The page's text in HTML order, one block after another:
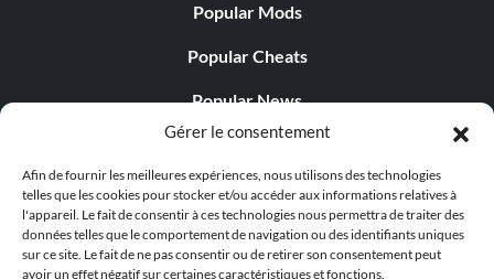
Gérer le consentement
Afin de fournir les meilleures expériences, nous utilisons des technologies
telles que les cookies pour stocker et/ou accéder aux informations relatives à
l'appareil. Le fait de consentir à ces technologies nous permettra de traiter des
données telles que le comportement de navigation ou des identifiants uniques
sur ce site. Le fait de ne pas consentir ou de retirer son consentement peut
avoir un effet négatif sur certaines caractéristiques et fonctions.
Popular Mods
Popular Cheats
Popular News
Popular Editorials
Popular Free Games
LATEST UPDATES